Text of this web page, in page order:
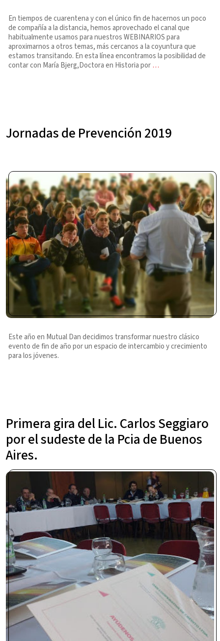
En tiempos de cuarentena y con el único fin de hacernos un poco
de compañía a la distancia, hemos aprovechado el canal que
habitualmente usamos para nuestros WEBINARIOS para
aproximarnos a otros temas, más cercanos a la coyuntura que
estamos transitando. En esta línea encontramos la posibilidad de
contar con María Bjerg,Doctora en Historia por …
Jornadas de Prevención 2019
Este año en Mutual Dan decidimos transformar nuestro clásico
evento de fin de año por un espacio de intercambio y crecimiento
para los jóvenes.
Primera gira del Lic. Carlos Seggiaro
por el sudeste de la Pcia de Buenos
Aires.